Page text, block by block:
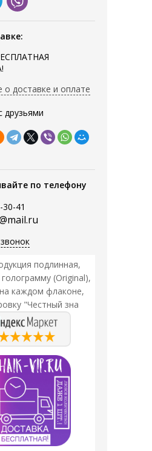
о доставке и оплате
друзьями
по телефону
41
подлинная,
(Original),
каждом флаконе,
"Честный зна
Акция